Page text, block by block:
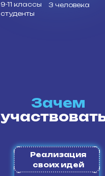
3 человека
9-11 классы
студенты
Реализация
своих идей
Зачем